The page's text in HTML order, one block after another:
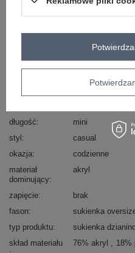
LC-SK-0098.37X
geometryczny
długość
mini
styl
casual
okazja
codzienne
materiał
dominujący
akryl
zapięcie
brak
fason
sukienka
typ produktu
sukienka
skład materiału
76% akryl 18%